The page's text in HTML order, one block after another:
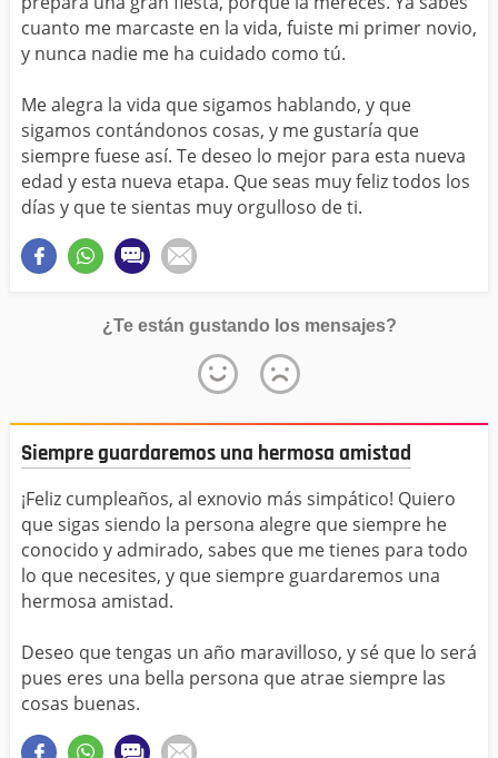
cuanto me marcaste en la vida, fuiste mi primer novio,
y nunca nadie me ha cuidado como tú.
Me alegra la vida que sigamos hablando, y que
sigamos contándonos cosas, y me gustaría que
siempre fuese así. Te deseo lo mejor para esta nueva
edad y esta nueva etapa. Que seas muy feliz todos los
días y que te sientas muy orgulloso de ti.
¿Te están gustando los mensajes?
Siempre guardaremos una hermosa amistad
¡Feliz cumpleaños, al exnovio más simpático! Quiero
que sigas siendo la persona alegre que siempre he
conocido y admirado, sabes que me tienes para todo
lo que necesites, y que siempre guardaremos una
hermosa amistad.
Deseo que tengas un año maravilloso, y sé que lo será
pues eres una bella persona que atrae siempre las
cosas buenas.